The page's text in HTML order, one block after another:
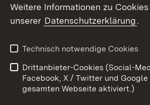
Datenschutz
Impressum
Cookies
Weitere Informationen zu
unserer Datenschutzerklärung.
Technisch notwendige Cookies
Drittanbieter-Cookies (Social-
Facebook, X / Twitter und
gesamten Webseite aktiviert.)